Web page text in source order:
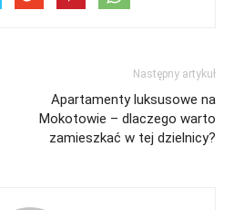
Następny artykuł
Apartamenty luksusowe na
Mokotowie – dlaczego warto
zamieszkać w tej dzielnicy?